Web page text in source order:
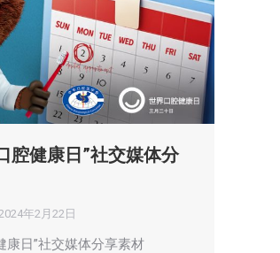
腔健康日”社交媒体分
年2月22日
康日”社交媒体分享素材